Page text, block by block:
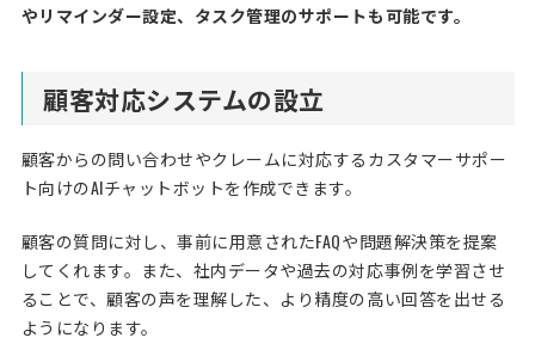
やリマインダー設定、タスク管理のサポートも可能です。
顧客対応システムの設立
顧客からの問い合わせやクレームに対応するカスタマーサポー
ト向けのAIチャットボットを作成できます。
顧客の質問に対し、事前に用意されたFAQや問題解決策を提案
してくれます。また、社内データや過去の対応事例を学習させ
ることで、顧客の声を理解した、より精度の高い回答を出せる
ようになります。